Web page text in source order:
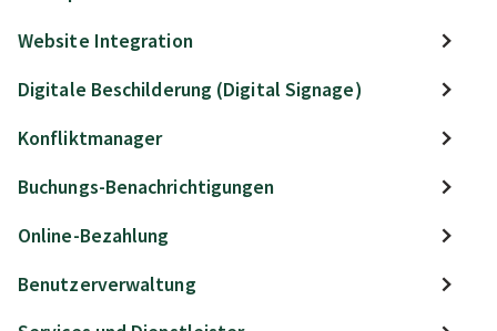
Website Integration
Digitale Beschilderung (Digital Signage)
Konfliktmanager
Buchungs-Benachrichtigungen
Online-Bezahlung
Benutzerverwaltung